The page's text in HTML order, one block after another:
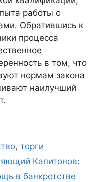
работы с
Обратившись к
процесса
в том, что
нормам закона
наилучший
,торги
Капитонов:
в банкротстве